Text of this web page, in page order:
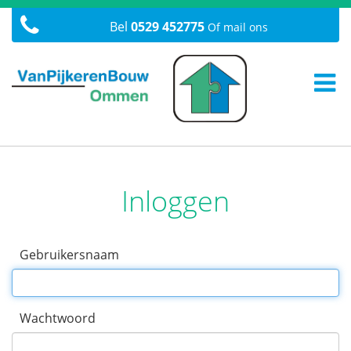
Bel 0529 452775Of mail ons
Inloggen
Gebruikersnaam
Wachtwoord